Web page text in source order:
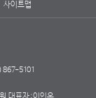
사이트맵
867-5101